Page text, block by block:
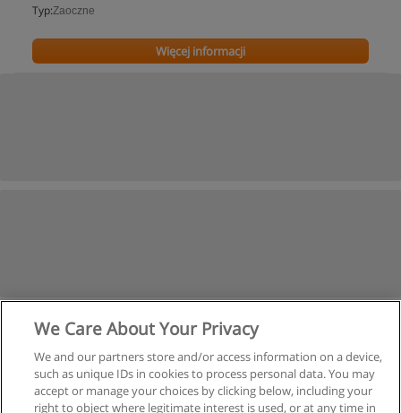
Typ:Zaoczne
Więcej informacji
We Care About Your Privacy
We and our partners store and/or access information on a device,
such as unique IDs in cookies to process personal data. You may
accept or manage your choices by clicking below, including your
right to object where legitimate interest is used, or at any time in